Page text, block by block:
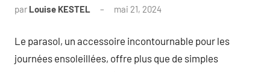
par Louise KESTEL mai 21, 2024
Le parasol, un accessoire incontournable pour les
journées ensoleillées, offre plus que de simples